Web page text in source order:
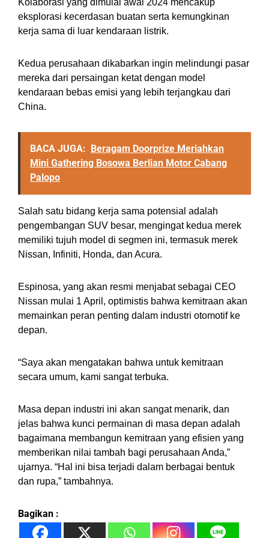
eksplorasi kecerdasan buatan serta kemungkinan
kerja sama di luar kendaraan listrik.
Kedua perusahaan dikabarkan ingin melindungi pasar
mereka dari persaingan ketat dengan model
kendaraan bebas emisi yang lebih terjangkau dari
China.
BACA JUGA: Beragam Doorprize Meriahkan
Mini Gathering Bosowa Berlian Motor Cabang
Palopo
Salah satu bidang kerja sama potensial adalah
pengembangan SUV besar, mengingat kedua merek
memiliki tujuh model di segmen ini, termasuk merek
Nissan, Infiniti, Honda, dan Acura.
Espinosa, yang akan resmi menjabat sebagai CEO
Nissan mulai 1 April, optimistis bahwa kemitraan akan
memainkan peran penting dalam industri otomotif ke
depan.
“Saya akan mengatakan bahwa untuk kemitraan
secara umum, kami sangat terbuka.
Masa depan industri ini akan sangat menarik, dan
jelas bahwa kunci permainan di masa depan adalah
bagaimana membangun kemitraan yang efisien yang
memberikan nilai tambah bagi perusahaan Anda,”
ujarnya. “Hal ini bisa terjadi dalam berbagai bentuk
dan rupa,” tambahnya.
Bagikan :